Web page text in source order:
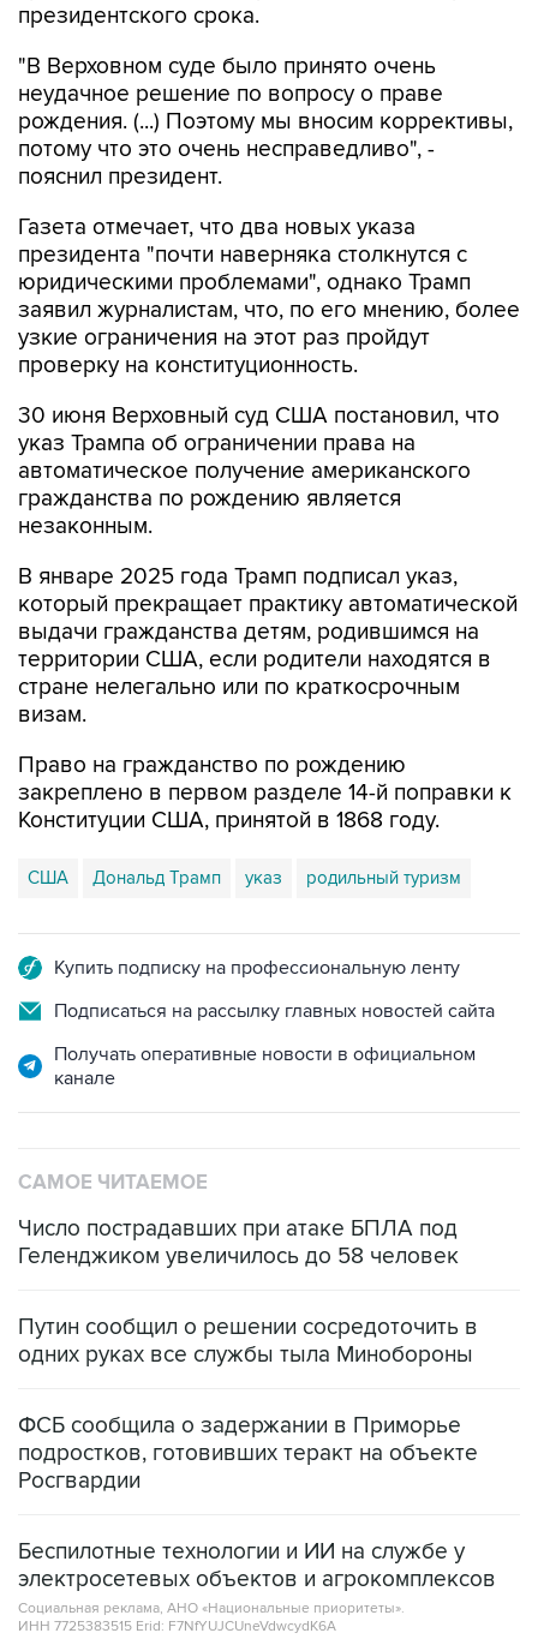
президентского срока.
"В Верховном суде было принято очень
неудачное решение по вопросу о праве
рождения. (...) Поэтому мы вносим коррективы,
потому что это очень несправедливо", -
пояснил президент.
Газета отмечает, что два новых указа
президента "почти наверняка столкнутся с
юридическими проблемами", однако Трамп
заявил журналистам, что, по его мнению, более
узкие ограничения на этот раз пройдут
проверку на конституционность.
30 июня Верховный суд США постановил, что
указ Трампа об ограничении права на
автоматическое получение американского
гражданства по рождению является
незаконным.
В январе 2025 года Трамп подписал указ,
который прекращает практику автоматической
выдачи гражданства детям, родившимся на
территории США, если родители находятся в
стране нелегально или по краткосрочным
визам.
Право на гражданство по рождению
закреплено в первом разделе 14-й поправки к
Конституции США, принятой в 1868 году.
США Дональд Трамп указ родильный туризм
Купить подписку на профессиональную ленту
Подписаться на рассылку главных новостей сайта
Получать оперативные новости в официальном
канале
САМОЕ ЧИТАЕМОЕ
Число пострадавших при атаке БПЛА под
Геленджиком увеличилось до 58 человек
Путин сообщил о решении сосредоточить в
одних руках все службы тыла Минобороны
ФСБ сообщила о задержании в Приморье
подростков, готовивших теракт на объекте
Росгвардии
Беспилотные технологии и ИИ на службе у
электросетевых объектов и агрокомплексов
Социальная реклама, АНО «Национальные приоритеты».
ИНН 7725383515 Erid: F7NfYUJCUneVdwcydK6A